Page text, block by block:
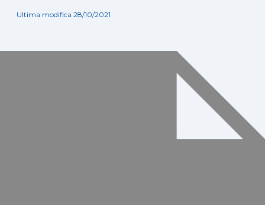
Ultima modifica 28/10/2021